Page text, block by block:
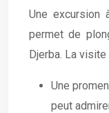
Une excursion
permet de
Djerba. La
Une
peut